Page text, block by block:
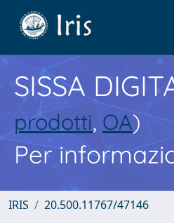
SISSA
prodotti, OA)
Per
IRIS 20.500.11767/47146